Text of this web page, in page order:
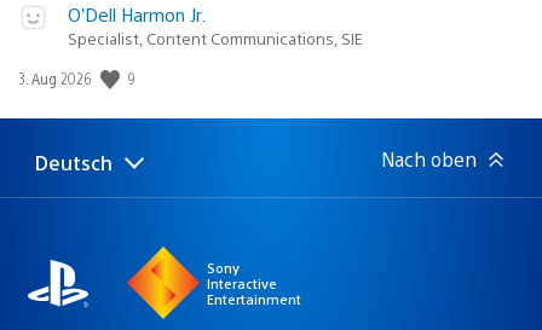
O’Dell Harmon Jr.
Specialist, Content Communications, SIE
Veröffentlichungsdatum:
3. Aug 2026 9
Select
a
Aktuelle
Region:
Deutsch Nach oben
Sony
Interactive
Entertainment